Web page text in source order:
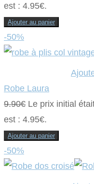
est : 4.95€.
Ajouter au panier
-50%
Robe Laura
9.90€ Le prix initial
est : 4.95€.
Ajouter au panier
-50%